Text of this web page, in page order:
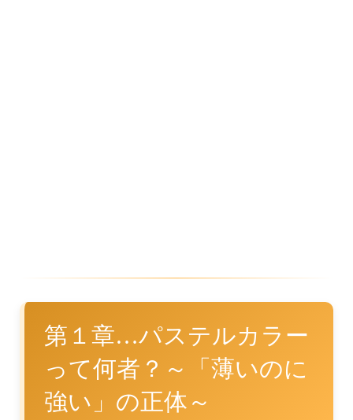
第１章…パステルカラー
って何者？～「薄いのに
強い」の正体～